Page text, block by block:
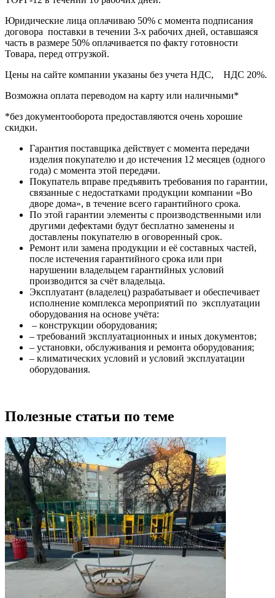
Юридические лица оплачиваю 50% с момента подписания
договора поставки в течении 3-х рабочих дней, оставшаяся
часть в размере 50% оплачивается по факту готовности
Товара, перед отгрузкой.
Цены на сайте компании указаны без учета НДС, НДС 20%.
Возможна оплата переводом на карту или наличными*
*без документооборота предоставляются очень хорошие
скидки.
Гарантия поставщика действует с момента передачи
изделия покупателю и до истечения 12 месяцев (одного
года) с момента этой передачи.
Покупатель вправе предъявить требования по гарантии,
связанные с недостатками продукции компании «Во
дворе дома», в течение всего гарантийного срока.
По этой гарантии элементы с производственными или
другими дефектами будут бесплатно заменены и
доставлены покупателю в оговоренный срок.
Ремонт или замена продукции и её составных частей,
после истечения гарантийного срока или при
нарушении владельцем гарантийных условий
производится за счёт владельца.
Эксплуатант (владелец) разрабатывает и обеспечивает
исполнение комплекса мероприятий по эксплуатации
оборудования на основе учёта:
– конструкции оборудования;
– требований эксплуатационных и иных документов;
– установки, обслуживания и ремонта оборудования;
– климатических условий и условий эксплуатации
оборудования.
Полезные статьи по теме